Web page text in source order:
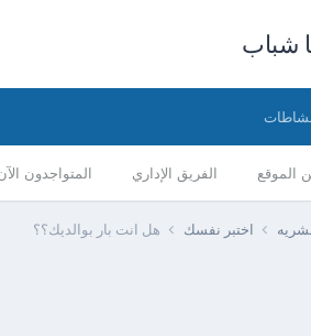
شباب
الموقع الفريق الإداري المتواجدون
اختبر نفسك هل انت بار بوالديك؟؟